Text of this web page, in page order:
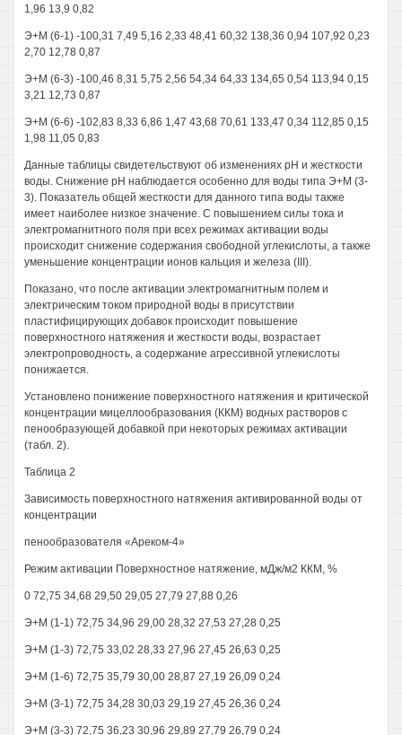
1,96 13,9 0,82
Э+М (6-1) -100,31 7,49 5,16 2,33 48,41 60,32 138,36 0,94 107,92 0,23
2,70 12,78 0,87
Э+М (6-3) -100,46 8,31 5,75 2,56 54,34 64,33 134,65 0,54 113,94 0,15
3,21 12,73 0,87
Э+М (6-6) -102,83 8,33 6,86 1,47 43,68 70,61 133,47 0,34 112,85 0,15
1,98 11,05 0,83
Данные таблицы свидетельствуют об изменениях рН и жесткости
воды. Снижение рН наблюдается особенно для воды типа Э+М (3-
3). Показатель общей жесткости для данного типа воды также
имеет наиболее низкое значение. С повышением силы тока и
электромагнитного поля при всех режимах активации воды
происходит снижение содержания свободной углекислоты, а также
уменьшение концентрации ионов кальция и железа (III).
Показано, что после активации электромагнитным полем и
электрическим током природной воды в присутствии
пластифицирующих добавок происходит повышение
поверхностного натяжения и жесткости воды, возрастает
электропроводность, а содержание агрессивной углекислоты
понижается.
Установлено понижение поверхностного натяжения и критической
концентрации мицеллообразования (ККМ) водных растворов с
пенообразующей добавкой при некоторых режимах активации
(табл. 2).
Таблица 2
Зависимость поверхностного натяжения активированной воды от
концентрации
пенообразователя «Ареком-4»
Режим активации Поверхностное натяжение, мДж/м2 ККМ, %
0 72,75 34,68 29,50 29,05 27,79 27,88 0,26
Э+М (1-1) 72,75 34,96 29,00 28,32 27,53 27,28 0,25
Э+М (1-3) 72,75 33,02 28,33 27,96 27,45 26,63 0,25
Э+М (1-6) 72,75 35,79 30,00 28,87 27,19 26,09 0,24
Э+М (3-1) 72,75 34,28 30,03 29,19 27,45 26,36 0,24
Э+М (3-3) 72,75 36,23 30,96 29,89 27,79 26,79 0,24